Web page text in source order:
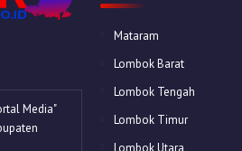
Media"
Mataram
Lombok Barat
Lombok Tengah
Lombok Timur